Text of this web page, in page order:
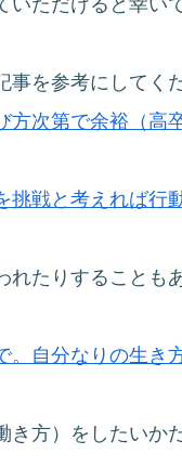
を参考にしてく
次第で余裕（高
戦と考えれば行
たりすることも
。自分なりの生き
方）をしたいか